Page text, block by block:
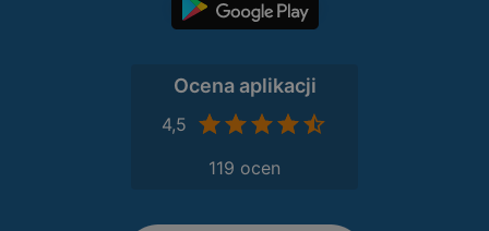
Ocena aplikacji
4,5
119 ocen